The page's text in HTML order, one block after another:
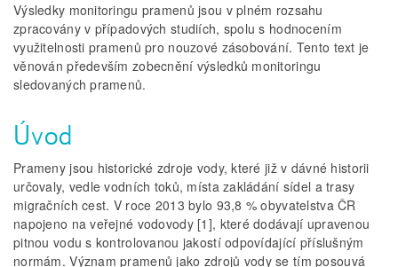
Výsledky monitoringu pramenů jsou v plném rozsahu
zpracovány v případových studiích, spolu s hodnocením
využitelnosti pramenů pro nouzové zásobování. Tento text je
věnován především zobecnění výsledků monitoringu
sledovaných pramenů.
Úvod
Prameny jsou historické zdroje vody, které již v dávné historii
určovaly, vedle vodních toků, místa zakládání sídel a trasy
migračních cest. V roce 2013 bylo 93,8 % obyvatelstva ČR
napojeno na veřejné vodovody [1], které dodávají upravenou
pitnou vodu s kontrolovanou jakostí odpovídající příslušným
normám. Význam pramenů jako zdrojů vody se tím posouvá